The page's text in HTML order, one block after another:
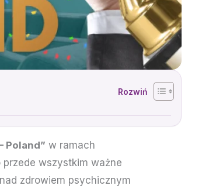
Poland” w ramach
przede wszystkim ważne
zdrowiem psychicznym